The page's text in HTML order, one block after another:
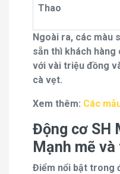
Thao
Ngoài ra, các màu
sẵn thì khách hàng
với vài triệu đồng
cà vẹt.
Xem thêm: Các
Động cơ SH
Mạnh mẽ
Điểm nổi bật trong